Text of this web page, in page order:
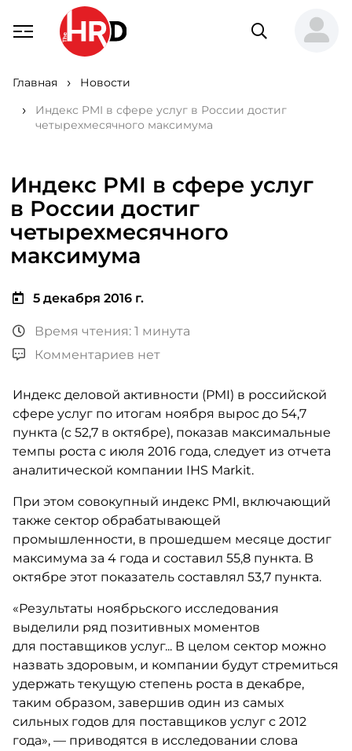
Главная
Новости
Индекс PMI в сфере услуг в России достиг
четырехмесячного максимума
Индекс PMI в сфере услуг
в России достиг
четырехмесячного
максимума
5 декабря 2016 г.
Время чтения: 1 минута
Комментариев нет
Индекс деловой активности (PMI) в российской
сфере услуг по итогам ноября вырос до 54,7
пункта (с 52,7 в октябре), показав максимальные
темпы роста с июля 2016 года, следует из отчета
аналитической компании IHS Markit.
При этом совокупный индекс PMI, включающий
также сектор обрабатывающей
промышленности, в прошедшем месяце достиг
максимума за 4 года и составил 55,8 пункта. В
октябре этот показатель составлял 53,7 пункта.
«Результаты ноябрьского исследования
выделили ряд позитивных моментов
для поставщиков услуг... В целом сектор можно
назвать здоровым, и компании будут стремиться
удержать текущую степень роста в декабре,
таким образом, завершив один из самых
сильных годов для поставщиков услуг с 2012
года», — приводятся в исследовании слова